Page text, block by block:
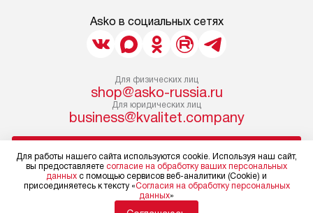
Asko в социальных сетях
Для физических лиц
shop@asko-russia.ru
Для юридических лиц
business@kvalitet.company
Политика конфиденциальности
Условия продажи
Для работы нашего сайта используются cookie. Используя наш сайт,
вы предоставляете согласие на обработку ваших персональных
данных с помощью сервисов веб-аналитики (Cookie) и
присоединяетесь к тексту «Согласия на обработку персональных
данных»